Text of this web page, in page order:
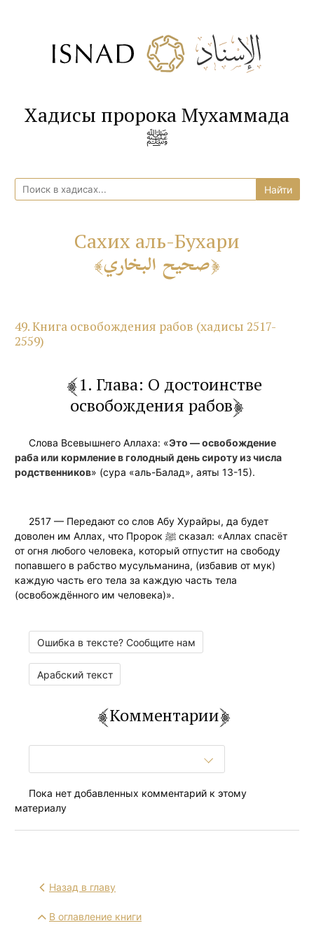
Хадисы пророка Мухаммада
ﷺ
Сахих аль-Бухари
صحيح البخاري
49. Книга освобождения рабов (хадисы 2517-
2559)
1. Глава: О достоинстве
освобождения рабов
Слова Всевышнего Аллаха: «Это — освобождение
раба или кормление в голодный деньсироту из числа
родственников» (сура «аль-Балад», аяты 13-15).
2517 — Передают со слов Абу Хурайры, да будет
доволен им Аллах, что Пророк ﷺ сказал: «Аллах спасёт
от огня любого человека, который отпустит на свободу
попавшего в рабство мусульманина, (избавив от мук)
каждую часть его тела за каждую часть тела
(освобождённого им человека)».
Ошибка в тексте? Сообщите нам
Арабский текст
Комментарии
Пока нет добавленных комментарий к этому
материалу
Назад в главу
В оглавление книги